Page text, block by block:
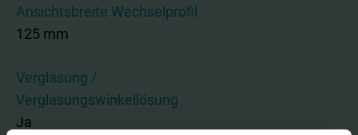
Ansichtsbreite Wechselprofil
125 mm
Verglasung /
Verglasungswinkellösung
Ja